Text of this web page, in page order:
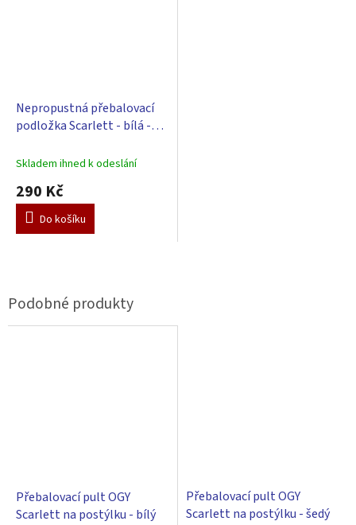
Nepropustná přebalovací
podložka Scarlett - bílá -
Skladem ihned k odeslání
290 Kč
Do košíku
Přebalovací pult OGY
Scarlett na postýlku - bílý
Přebalovací pult OGY
Scarlett na postýlku - šedý